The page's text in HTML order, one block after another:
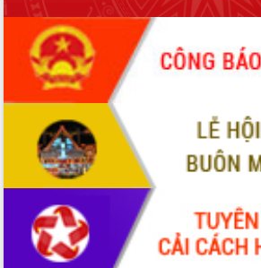
Du lịch Đắk Lắk nâng tầm trải nghiệm
du khách thông qua Hệ thống cơ sở dữ
liệu và Bản đồ số
Tập huấn ứng dụng trí tuệ nhân tạo (AI)
trong thương mại điện tử năm 2026
Đoàn đại biểu Quốc hội tỉnh Đắk Lắk
trao đổi thông tin trước Kỳ họp thứ
nhất, Quốc hội khóa XVI
Quyết liệt cải cách hành chính, khơi
thông nguồn lực phát triển
Nâng cao hiệu lực, hiệu quả HĐND
tỉnh thông qua hiện đại hóa hành chính
Xã Ea Phê gắn cải cách hành chính với